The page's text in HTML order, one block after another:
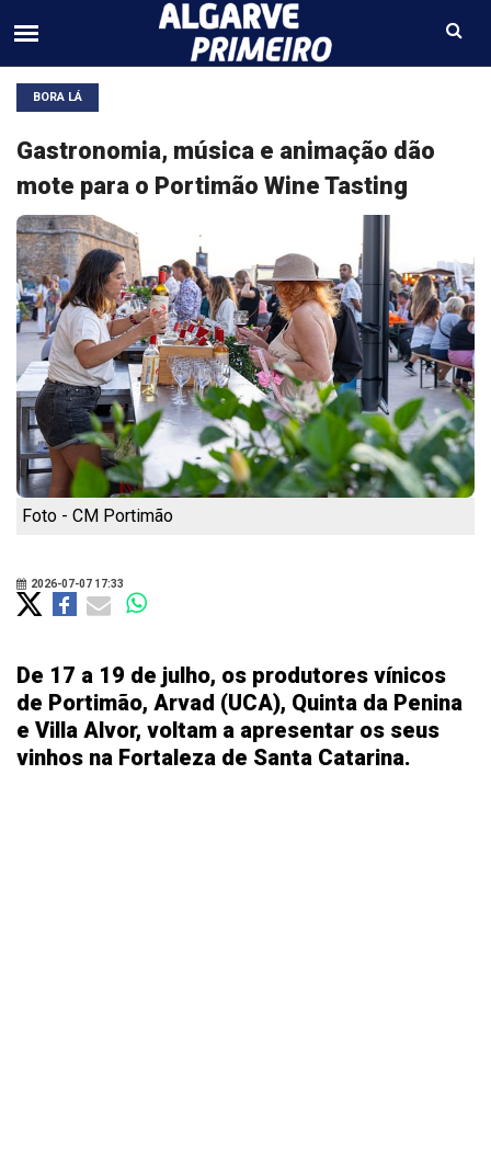
BORA LÁ
Gastronomia, música e animação dão
mote para o Portimão Wine Tasting
Foto - CM Portimão
2026-07-07 17:33
De 17 a 19 de julho, os produtores vínicos
de Portimão, Arvad (UCA), Quinta da Penina
e Villa Alvor, voltam a apresentar os seus
vinhos na Fortaleza de Santa Catarina.